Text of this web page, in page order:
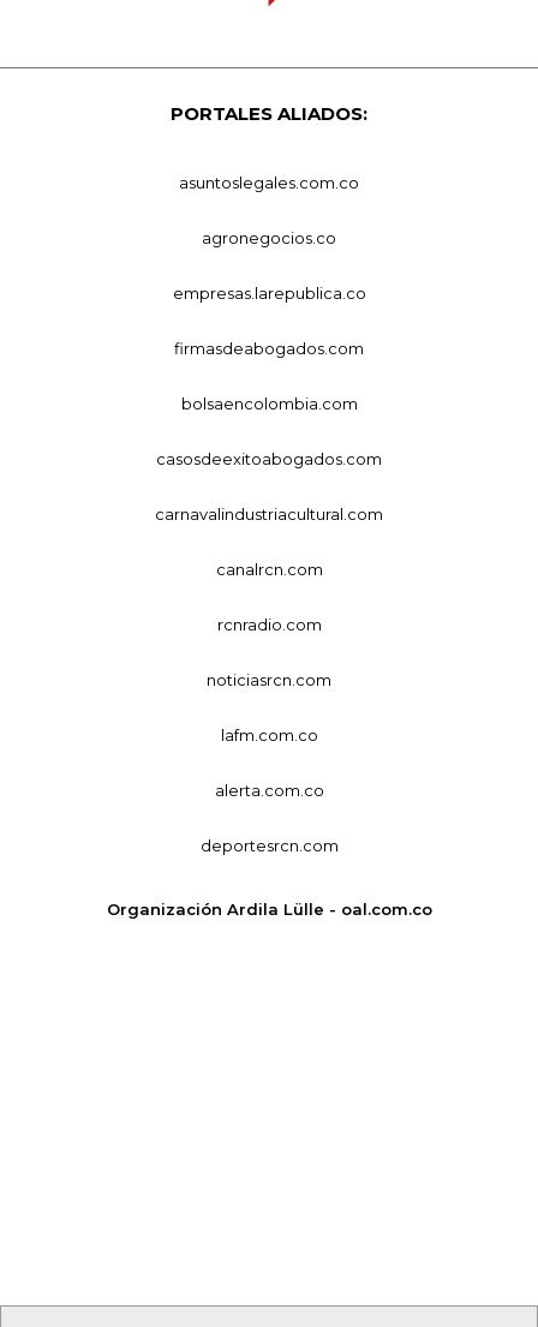
PORTALES ALIADOS:
asuntoslegales.com.co
agronegocios.co
empresas.larepublica.co
firmasdeabogados.com
bolsaencolombia.com
casosdeexitoabogados.com
carnavalindustriacultural.com
canalrcn.com
rcnradio.com
noticiasrcn.com
lafm.com.co
alerta.com.co
deportesrcn.com
Organización Ardila Lülle - oal.com.co